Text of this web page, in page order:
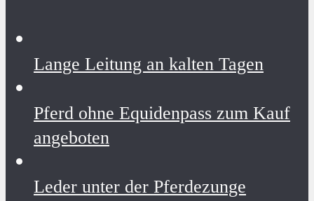
Lange Leitung an kalten Tagen
Pferd ohne Equidenpass zum Kauf
angeboten
Leder unter der Pferdezunge